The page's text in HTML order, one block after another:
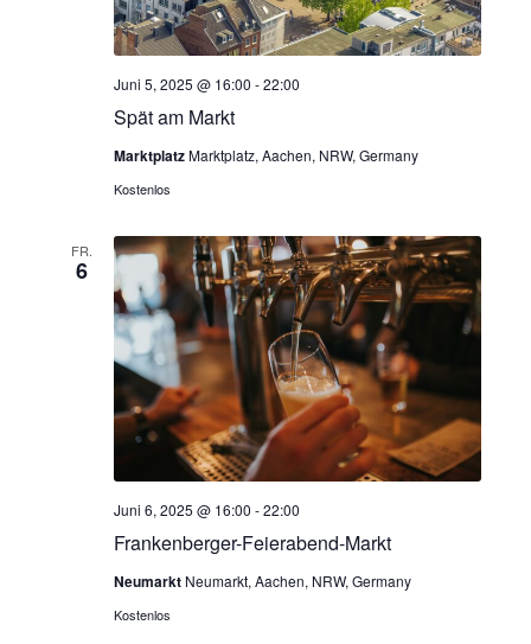
u
e
n
d
A
n
s
i
h
s
t
e
n
N
a
Spät am Markt
Juni 5, 2025 @ 16:00 -22:00
MarktplatzMarktplatz, Aachen, NRW, Germany
Kostenlos
FR.
6
Frankenberger-Feierabend-Markt
Juni 6, 2025 @ 16:00 -22:00
Neumarkt Neumarkt, Aachen, NRW, Germany
Kostenlos